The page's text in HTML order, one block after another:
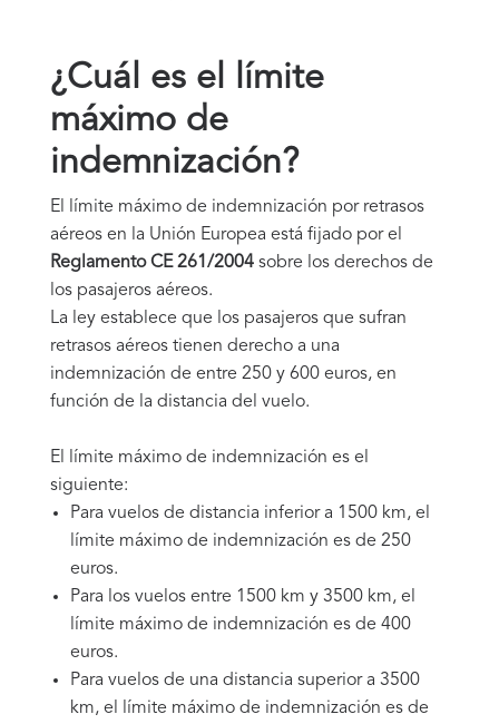
¿Cuál es el límite
máximo de
indemnización?
El límite máximo de indemnización por retrasos
aéreos en la Unión Europea está fijado por el
Reglamento CE 261/2004 sobre los derechos de
los pasajeros aéreos.
La ley establece que los pasajeros que sufran
retrasos aéreos tienen derecho a una
indemnización de entre 250 y 600 euros, en
función de la distancia del vuelo.
El límite máximo de indemnización es el
siguiente:
Para vuelos de distancia inferior a 1500 km, el
límite máximo de indemnización es de 250
euros.
Para los vuelos entre 1500 km y 3500 km, el
límite máximo de indemnización es de 400
euros.
Para vuelos de una distancia superior a 3500
km, el límite máximo de indemnización es de